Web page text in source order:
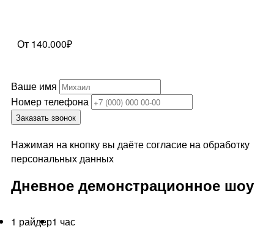
От 140.000₽
Ваше имя
Номер телефона
Заказать звонок
Нажимая на кнопку вы даёте согласие на обработку
персональных данных
Дневное демонстрационное шоу
1 райдер1 час